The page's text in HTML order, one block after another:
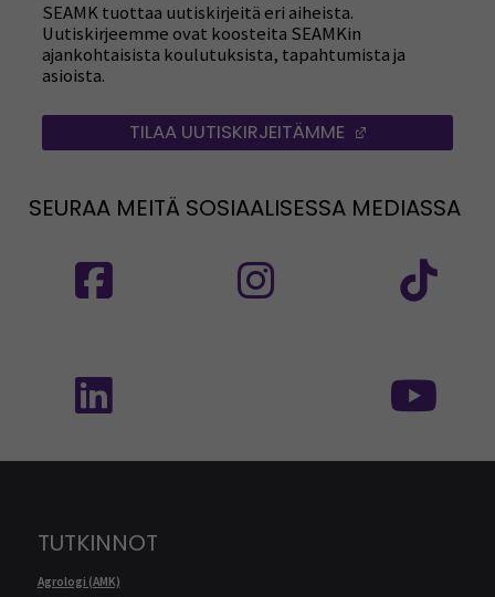
SEAMK tuottaa uutiskirjeitä eri aiheista.
Uutiskirjeemme ovat koosteita SEAMKin
ajankohtaisista koulutuksista, tapahtumista ja
asioista.
TILAA UUTISKIRJEITÄMME
SEURAA MEITÄ SOSIAALISESSA MEDIASSA
TUTKINNOT
Agrologi (AMK)